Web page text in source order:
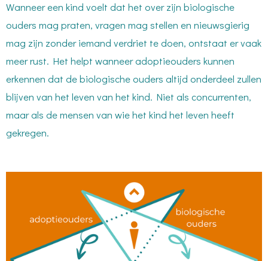
Wanneer een kind voelt dat het over zijn biologische
ouders mag praten, vragen mag stellen en nieuwsgierig
mag zijn zonder iemand verdriet te doen, ontstaat er vaak
meer rust. Het helpt wanneer adoptieouders kunnen
erkennen dat de biologische ouders altijd onderdeel zullen
blijven van het leven van het kind. Niet als concurrenten,
maar als de mensen van wie het kind het leven heeft
gekregen.